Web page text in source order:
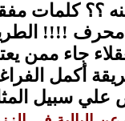
؟؟ كلمات
محرف !!!!
جاء ممن
أكمل
علي سبيل